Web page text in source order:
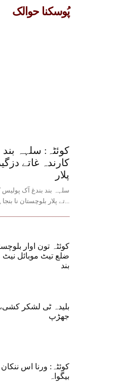
پُوسکنا حوالک
کوئٹہ: سلہہ بند
کارندہ غاتے
پلار
سلہہ بند بندغ آک پولیس
تے پلار بلوچستان نا بنجاہی شار کوئٹہ...
کوئٹہ تون اوار
ضلع تیٹ موبائل نیٹ
بند
بلیدہ ٹی لشکر
جھڑپ
کوئٹہ: ورنا اس
بیگواہ